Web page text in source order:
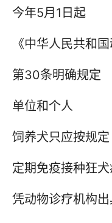
今年5月1日起
《中华人民共和
第30条明确规定
单位和个人
饲养犬只应按规定
定期免疫接种狂
凭动物诊疗机构